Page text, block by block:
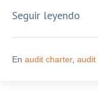
Seguir leyendo
En audit charter, audit